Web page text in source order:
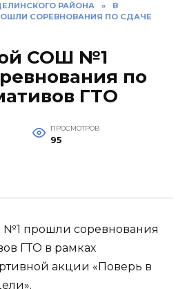
РАЙОНА »
В
СОРЕВНОВАНИЯ ПО СДАЧЕ
СОШ №1
по
ГТО
ПРОСМОТРОВ
95
прошли соревнования
ГТО в рамках
акции «Поверь в